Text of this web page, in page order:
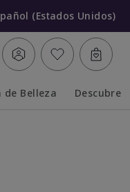
(Estados Unidos)
de Belleza Descubre